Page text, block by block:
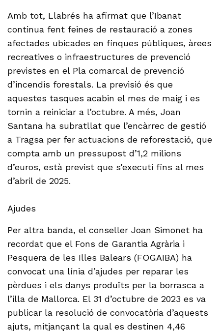
Amb tot, Llabrés ha afirmat que l’Ibanat
continua fent feines de restauració a zones
afectades ubicades en finques públiques, àrees
recreatives o infraestructures de prevenció
previstes en el Pla comarcal de prevenció
d’incendis forestals. La previsió és que
aquestes tasques acabin el mes de maig i es
tornin a reiniciar a l’octubre. A més, Joan
Santana ha subratllat que l’encàrrec de gestió
a Tragsa per fer actuacions de reforestació, que
compta amb un pressupost d’1,2 milions
d’euros, està previst que s’executi fins al mes
d’abril de 2025.
Ajudes
Per altra banda, el conseller Joan Simonet ha
recordat que el Fons de Garantia Agrària i
Pesquera de les Illes Balears (FOGAIBA) ha
convocat una línia d’ajudes per reparar les
pèrdues i els danys produïts per la borrasca a
l’illa de Mallorca. El 31 d’octubre de 2023 es va
publicar la resolució de convocatòria d’aquests
ajuts, mitjançant la qual es destinen 4,46